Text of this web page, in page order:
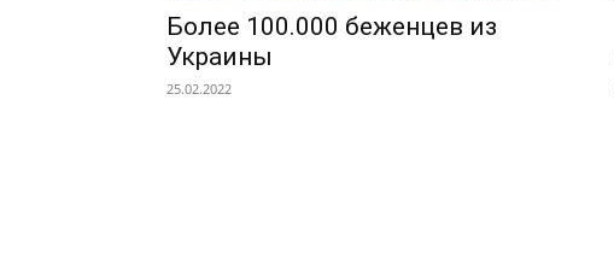
Более 100.000 беженцев из
Украины
25.02.2022